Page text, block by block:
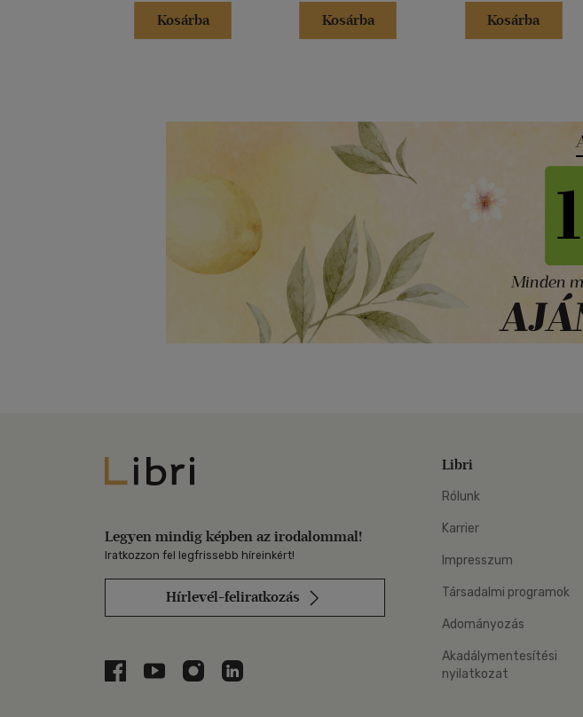
Kosárba
Kosárba
Kosárba
Libri
Legyen mindig képben az irodalommal!
Iratkozzon fel legfrissebb híreinkért!
Hírlevél-feliratkozás
Libri a Facebookon
Libri a Youtube-on
Libri az Instagramon
Libri a LinkedInen
Libri
Rólunk
Karrier
Impresszum
Társadalmi programok
Adományozás
Akadálymentesítési
nyilatkozat